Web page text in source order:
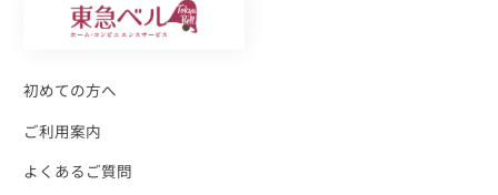
初めての方へ
ご利用案内
よくあるご質問